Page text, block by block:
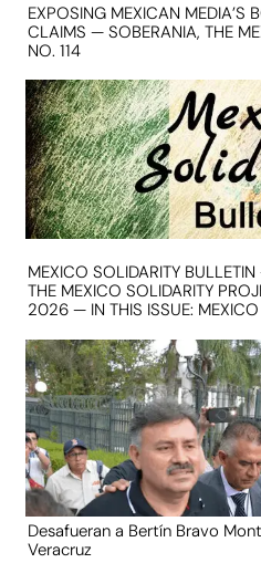
EXPOSING MEXICAN MEDIA’S
CLAIMS — SOBERANIA, THE
NO. 114
MEXICO SOLIDARITY
THE MEXICO SOLIDARITY
2026 — IN THIS ISSUE:
Desafueran a Bertín Bravo
Veracruz